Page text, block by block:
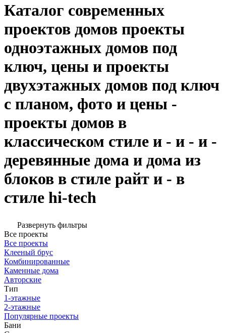
Каталог современных
проектов домов проекты
одноэтажных домов под
ключ, цены и проекты
двухэтажных домов под ключ
с планом, фото и цены -
проекты домов в
классическом стиле и - и - и -
деревянные дома и дома из
блоков в стиле райт и - в
стиле hi-tech
Развернуть фильтры
Все проекты
Все проекты
Клееный брус
Комбинированные
Каменные дома
Авторские
Тип
1-этажные
2-этажные
Популярные проекты
Бани